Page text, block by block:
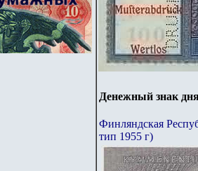
Денежный знак
Финляндская
тип 1955 г)